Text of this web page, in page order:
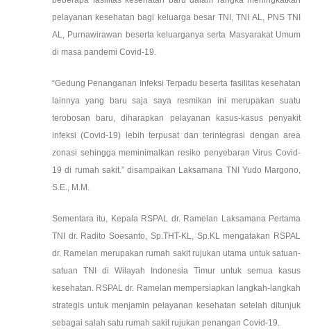
pelayanan kesehatan bagi keluarga besar TNI, TNI AL, PNS TNI
AL, Purnawirawan beserta keluarganya serta Masyarakat Umum
di masa pandemi Covid-19.
“Gedung Penanganan Infeksi Terpadu beserta fasilitas kesehatan
lainnya yang baru saja saya resmikan ini merupakan suatu
terobosan baru, diharapkan pelayanan kasus-kasus penyakit
infeksi (Covid-19) lebih terpusat dan terintegrasi dengan area
zonasi sehingga meminimalkan resiko penyebaran Virus Covid-
19 di rumah sakit.” disampaikan Laksamana TNI Yudo Margono,
S.E., M.M.
Sementara itu, Kepala RSPAL dr. Ramelan Laksamana Pertama
TNI dr. Radito Soesanto, Sp.THT-KL, Sp.KL mengatakan RSPAL
dr. Ramelan merupakan rumah sakit rujukan utama untuk satuan-
satuan TNI di Wilayah Indonesia Timur untuk semua kasus
kesehatan. RSPAL dr. Ramelan mempersiapkan langkah-langkah
strategis untuk menjamin pelayanan kesehatan setelah ditunjuk
sebagai salah satu rumah sakit rujukan penangan Covid-19.